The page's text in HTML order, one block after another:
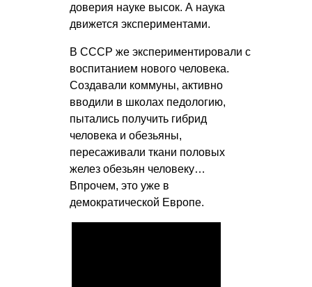
доверия науке высок. А наука
движется экспериментами.
В СССР же экспериментировали с
воспитанием нового человека.
Создавали коммуны, активно
вводили в школах педологию,
пытались получить гибрид
человека и обезьяны,
пересаживали ткани половых
желез обезьян человеку…
Впрочем, это уже в
демократической Европе.